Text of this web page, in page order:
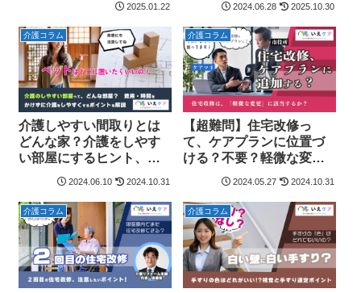
2025.01.22 2024.06.28 2025.10.30
介護コラム
介護しやすい間取りとは
どんな家？介護をしやす
い部屋にするヒント、費
用をかけずにできること
を解説[介護リフォーム本
舗共同制作]
2024.06.10 2024.10.31
介護コラム
【超難問】住宅改修っ
て、ケアプランに位置づ
ける？不要？軽微な変更
に該当するの？[介護リフ
ォーム本舗共同制作]
2024.05.27 2024.10.31
介護コラム 介護コラム